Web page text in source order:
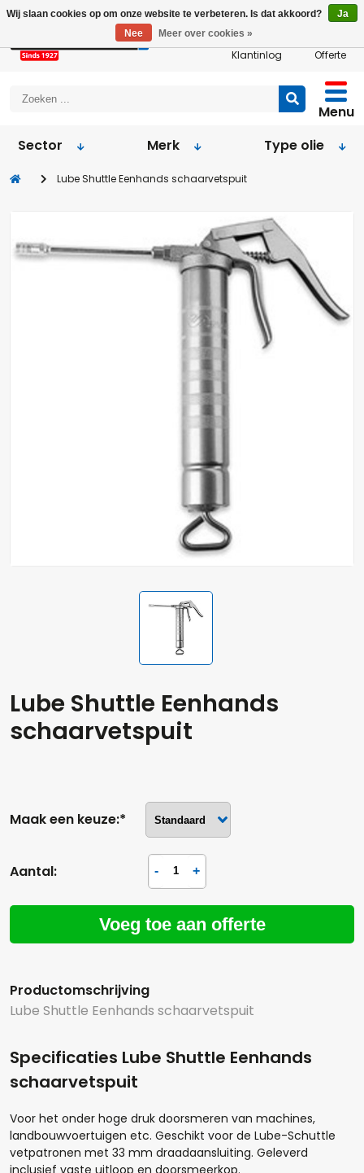
Klantinlog Offerte
Menu
Sector
Merk Type olie
Lube Shuttle Eenhands schaarvetspuit
Lube Shuttle Eenhands
schaarvetspuit
Maak een keuze:*
Aantal:
Voeg toe aan offerte
Productomschrijving
Lube Shuttle Eenhands schaarvetspuit
Specificaties Lube Shuttle Eenhands
schaarvetspuit
Voor het onder hoge druk doorsmeren van machines,
landbouwvoertuigen etc. Geschikt voor de Lube-Schuttle
vetpatronen met 33 mm draadaansluiting. Geleverd
inclusief vaste uitloop en doorsmeerkop.
Aantal
Wij slaan cookies op om onze website te verbeteren. Is dat akkoord?
Ja
Nee
Meer over cookies »